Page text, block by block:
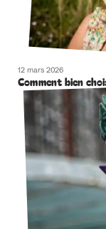
12 mars 2026
Comment bien